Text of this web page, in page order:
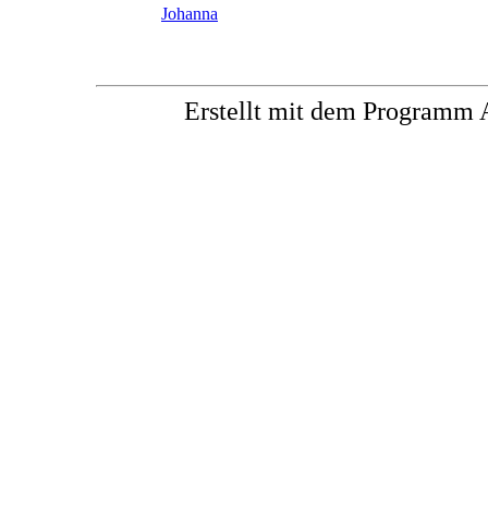
Johanna
Erstellt mit dem